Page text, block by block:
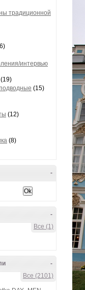
традиционной
интервью
(19)
(15)
(12)
(8)
-
-
Все (1)
-
Все (2101)